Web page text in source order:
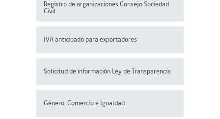
Registro de organizaciones Consejo Sociedad
Civil
IVA anticipado para exportadores
Solicitud de información Ley de Transparencia
Género, Comercio e Igualdad